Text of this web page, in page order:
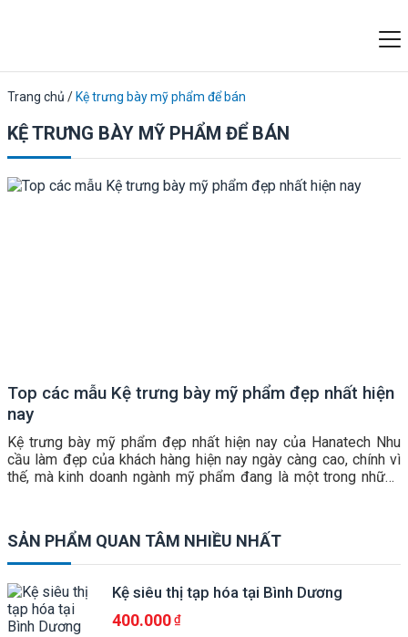
Trang chủ / Kệ trưng bày mỹ phẩm để bán
KỆ TRƯNG BÀY MỸ PHẨM ĐỂ BÁN
Top các mẫu Kệ trưng bày mỹ phẩm đẹp nhất hiện
nay
Kệ trưng bày mỹ phẩm đẹp nhất hiện nay của Hanatech Nhu
cầu làm đẹp của khách hàng hiện nay ngày càng cao, chính vì
thế, mà kinh doanh ngành mỹ phẩm đang là một trong những
SẢN PHẨM QUAN TÂM NHIỀU NHẤT
Kệ siêu thị tạp hóa tại Bình Dương
400.000